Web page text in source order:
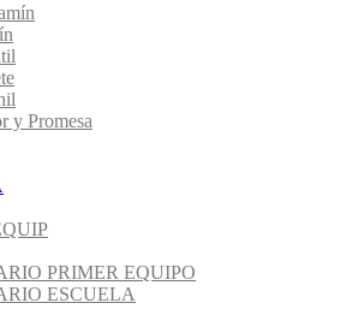
y Promesa
PRIMER EQUIPO
ESCUELA